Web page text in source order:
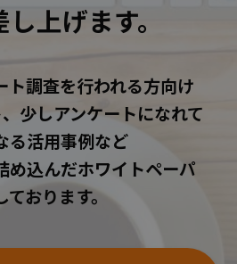
上げます。
ト調査を行われる方向け
少しアンケートになれて
る活用事例など
め込んだホワイトペーパ
ております。